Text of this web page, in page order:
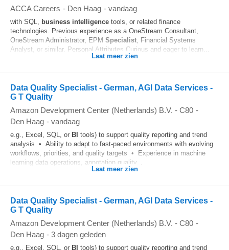
ACCA Careers - Den Haag - vandaag
with SQL, business intelligence tools, or related finance
technologies. Previous experience as a OneStream Consultant,
OneStream Administrator, EPM Specialist, Financial Systems
Analyst, or similar. Personal Attributes Curious and eager to learn...
Laat meer zien
Data Quality Specialist - German, AGI Data Services -
G T Quality
Amazon Development Center (Netherlands) B.V. - C80 -
Den Haag - vandaag
e.g., Excel, SQL, or BI tools) to support quality reporting and trend
analysis • Ability to adapt to fast-paced environments with evolving
workflows, priorities, and quality targets • Experience in machine
learning data operations, annotation quality...
Laat meer zien
Data Quality Specialist - German, AGI Data Services -
G T Quality
Amazon Development Center (Netherlands) B.V. - C80 -
Den Haag - 3 dagen geleden
e.g., Excel, SQL, or BI tools) to support quality reporting and trend